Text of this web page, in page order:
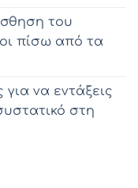
του
πίσω από τα
να εντάξεις
στη